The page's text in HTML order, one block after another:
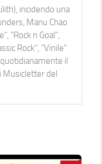
incidendo una
Manu Chao
"Rock n Goal",
Rock”, "Vinile"
il
Musicletter del